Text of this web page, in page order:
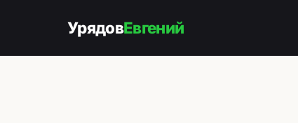
УрядовЕвгений